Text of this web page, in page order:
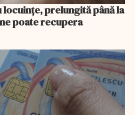
locuințe, prelungită până la
poate recupera